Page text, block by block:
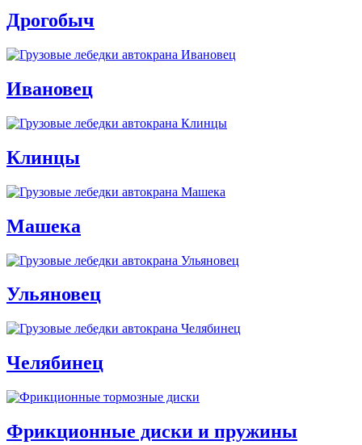
Дрогобыч
Ивановец
Клинцы
Машека
Ульяновец
Челябинец
Фрикционные диски и пружины